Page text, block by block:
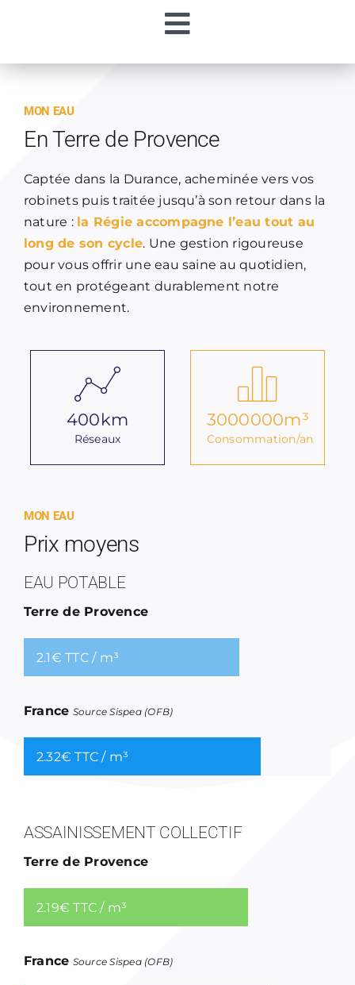
Toggle
Navigation
Ma Régie
Mon Eau
Mes Démarches
Contacts
MON EAU
En Terre de Provence
Captée dans la Durance, acheminée vers vos
robinets puis traitée jusqu’à son retour dans la
nature : la Régie accompagne l’eau tout au
long de son cycle. Une gestion rigoureuse
pour vous offrir une eau saine au quotidien,
tout en protégeant durablement notre
environnement.
400km
Réseaux
3000000m³
Consommation/an
MON EAU
Prix moyens
EAU POTABLE
Terre de Provence
2.1€ TTC / m³
France Source Sispea (OFB)
2.32€ TTC / m³
ASSAINISSEMENT COLLECTIF
Terre de Provence
2.19€ TTC / m³
France Source Sispea (OFB)